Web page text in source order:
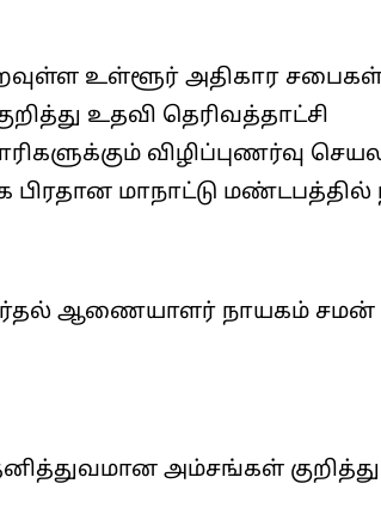
உள்ளூர் அதிகார
உதவி தெரிவத்தாட்சி
விழிப்புணர்வு
மாநாட்டு மண்டபத்தில்
ஆணையாளர் நாயகம் சமன்
அம்சங்கள்